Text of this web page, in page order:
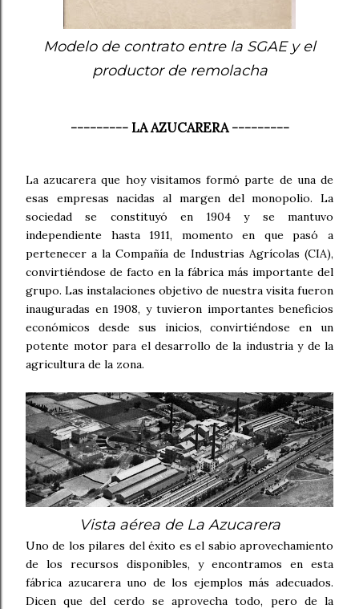
Modelo de contrato entre la SGAE y el
productor de remolacha
--------- LA AZUCARERA ---------
La azucarera que hoy visitamos formó parte de una de
esas empresas nacidas al margen del monopolio. La
sociedad se constituyó en 1904 y se mantuvo
independiente hasta 1911, momento en que pasó a
pertenecer a la Compañía de Industrias Agrícolas (CIA),
convirtiéndose de facto en la fábrica más importante del
grupo. Las instalaciones objetivo de nuestra visita fueron
inauguradas en 1908, y tuvieron importantes beneficios
económicos desde sus inicios, convirtiéndose en un
potente motor para el desarrollo de la industria y de la
agricultura de la zona.
Vista aérea de La Azucarera
Uno de los pilares del éxito es el sabio aprovechamiento
de los recursos disponibles, y encontramos en esta
fábrica azucarera uno de los ejemplos más adecuados.
Dicen que del cerdo se aprovecha todo, pero de la